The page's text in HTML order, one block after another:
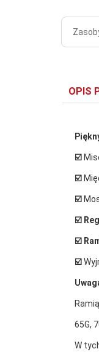
OPIS
☑️
☑️
☑️
☑️
☑️
☑️
65G,
W